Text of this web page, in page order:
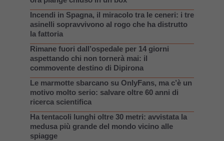
Incendi in Spagna, il miracolo tra le ceneri: i tre
asinelli sopravvivono al rogo che ha distrutto
la fattoria
Rimane fuori dall’ospedale per 14 giorni
aspettando chi non tornerà mai: il
commovente destino di Dipirona
Le marmotte sbarcano su OnlyFans, ma c’è un
motivo molto serio: salvare oltre 60 anni di
ricerca scientifica
Ha tentacoli lunghi oltre 30 metri: avvistata la
medusa più grande del mondo vicino alle
spiagge